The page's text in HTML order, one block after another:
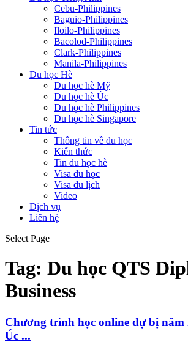
Cebu-Philippines
Baguio-Philippines
Iloilo-Philippines
Bacolod-Philippines
Clark-Philippines
Manila-Philippines
Du học Hè
Du học hè Mỹ
Du học hè Úc
Du học hè Philippines
Du học hè Singapore
Tin tức
Thông tin về du học
Kiến thức
Tin du học hè
Visa du học
Visa du lịch
Video
Dịch vụ
Liên hệ
Select Page
Tag: Du học QTS
Business
Chương trình học online dự bị
Úc ...